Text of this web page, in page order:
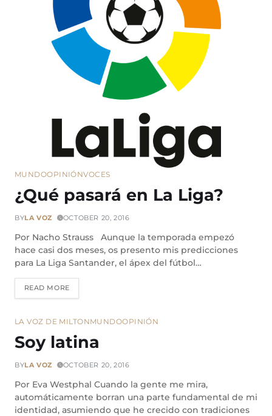
MUNDOOPINIÓNVOCES
¿Qué pasará en La Liga?
BYLA VOZ OCTOBER 20, 2016
Por Nacho Strauss Aunque la temporada empezó
hace casi dos meses, os presento mis predicciones
para La Liga Santander, el ápex del fútbol…
READ MORE
LA VOZ DE MILTONMUNDOOPINIÓN
Soy latina
BYLA VOZ OCTOBER 20, 2016
Por Eva Westphal Cuando la gente me mira,
automáticamente borran una parte fundamental de mi
identidad, asumiendo que he crecido con tradiciones